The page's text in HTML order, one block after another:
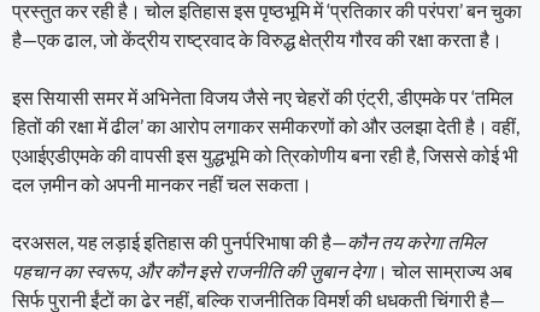
प्रस्तुत कर रही है। चोल इतिहास इस पृष्ठभूमि में ‘प्रतिकार की परंपरा’ बन चुका
है—एक ढाल, जो केंद्रीय राष्ट्रवाद के विरुद्ध क्षेत्रीय गौरव की रक्षा करता है।
इस सियासी समर में अभिनेता विजय जैसे नए चेहरों की एंट्री, डीएमके पर ‘तमिल
हितों की रक्षा में ढील’ का आरोप लगाकर समीकरणों को और उलझा देती है। वहीं,
एआईएडीएमके की वापसी इस युद्धभूमि को त्रिकोणीय बना रही है, जिससे कोई भी
दल ज़मीन को अपनी मानकर नहीं चल सकता।
दरअसल, यह लड़ाई इतिहास की पुनर्परिभाषा की है—कौन तय करेगा तमिल
पहचान का स्वरूप, और कौन इसे राजनीति की ज़ुबान देगा। चोल साम्राज्य अब
सिर्फ पुरानी ईंटों का ढेर नहीं, बल्कि राजनीतिक विमर्श की धधकती चिंगारी है—